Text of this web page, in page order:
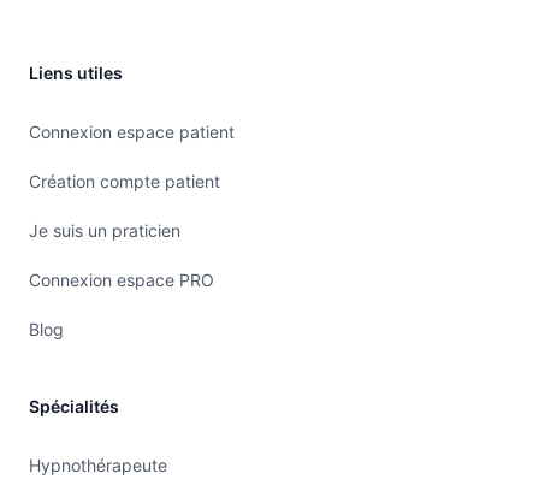
Liens utiles
Connexion espace patient
Création compte patient
Je suis un praticien
Connexion espace PRO
Blog
Spécialités
Hypnothérapeute